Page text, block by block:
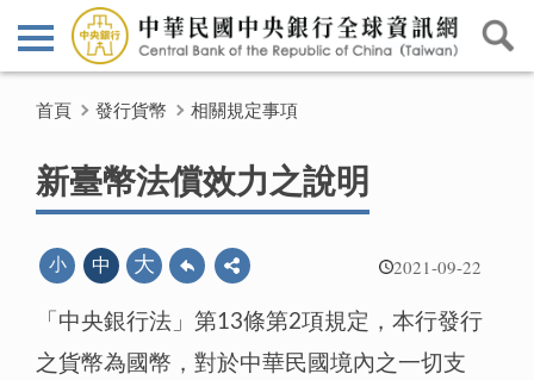
首頁 發行貨幣 相關規定事項
新臺幣法償效力之說明
2021-09-22
小 中 大
「中央銀行法」第13條第2項規定，本行發行
之貨幣為國幣，對於中華民國境內之一切支